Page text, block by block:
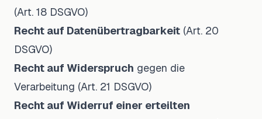
(Art. 18 DSGVO)
Recht auf Datenübertragbarkeit (Art. 20
DSGVO)
Recht auf Widerspruch gegen die
Verarbeitung (Art. 21 DSGVO)
Recht auf Widerruf einer erteilten